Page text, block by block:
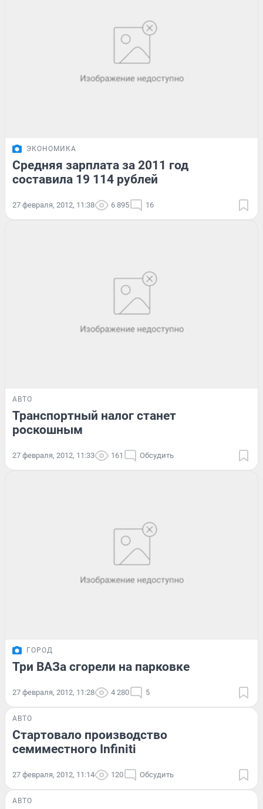
ЭКОНОМИКА
Средняя зарплата за 2011 год
составила 19 114 рублей
27 февраля, 2012, 11:38 6 895 16
АВТО
Транспортный налог станет
роскошным
27 февраля, 2012, 11:33 161 Обсудить
ГОРОД
Три ВАЗа сгорели на парковке
27 февраля, 2012, 11:28 4 280 5
АВТО
Стартовало производство
семиместного Infiniti
27 февраля, 2012, 11:14 120 Обсудить
АВТО